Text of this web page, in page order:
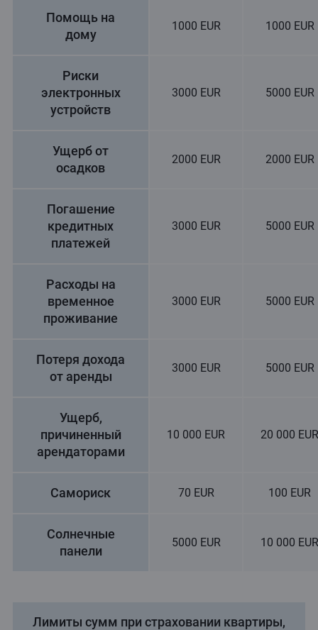
Помощь на
дому
1000 EUR 1000 EUR
Риски
электронных
устройств
3000 EUR 5000 EUR
Ущерб от
осадков
2000 EUR 2000 EUR
Погашение
кредитных
платежей
3000 EUR 5000 EUR
Расходы на
временное
проживание
3000 EUR 5000 EUR
Потеря дохода
от аренды
3000 EUR 5000 EUR
Ущерб,
причиненный
арендаторами
10 000 EUR 20 000 EUR
Cамориск 70 EUR 100 EUR
Солнечные
панели
5000 EUR 10 000 EUR
Лимиты сумм при страховании квартиры,